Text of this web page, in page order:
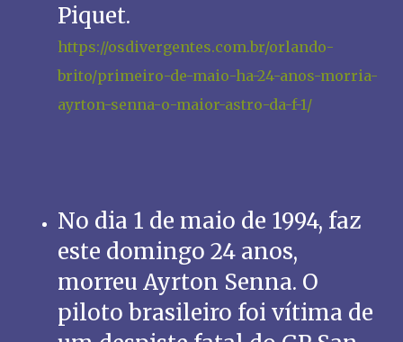
Piquet.
https://osdivergentes.com.br/orlando-
brito/primeiro-de-maio-ha-24-anos-morria-
ayrton-senna-o-maior-astro-da-f-1/
No dia 1 de maio de 1994, faz
este domingo 24 anos,
morreu Ayrton Senna. O
piloto brasileiro foi vítima de